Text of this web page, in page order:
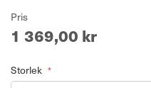
Pris
1 369,00 kr
Storlek